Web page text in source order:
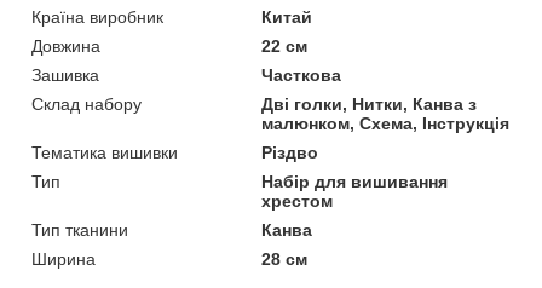
Країна виробник
Китай
Довжина
22 см
Зашивка
Часткова
Склад набору
Дві голки, Нитки, Канва з
малюнком, Схема, Інструкція
Тематика вишивки
Різдво
Тип
Набір для вишивання
хрестом
Тип тканини
Канва
Ширина
28 см